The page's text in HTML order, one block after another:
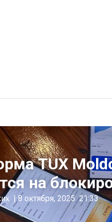
TUX
на
| 8 октября, 2025 21:33